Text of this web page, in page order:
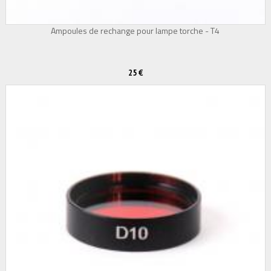
Ampoules de rechange pour lampe torche - T4
25 €